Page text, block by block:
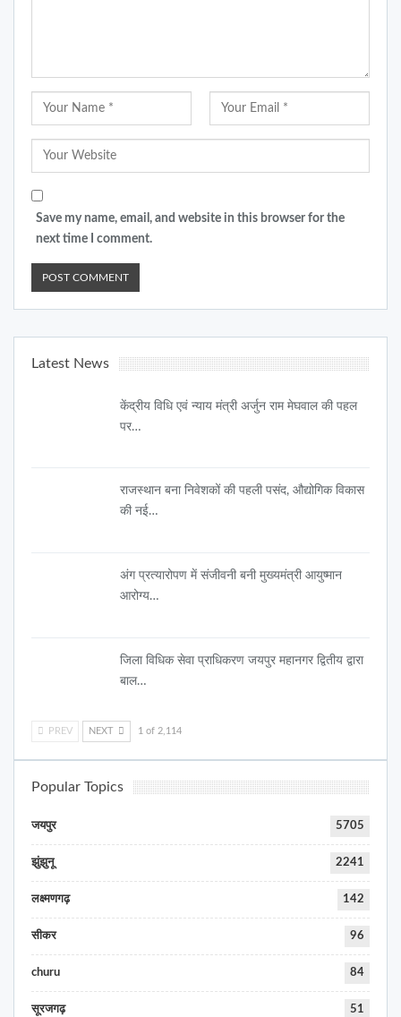
Save my name, email, and website in this browser for the
next time I comment.
Latest News
केंद्रीय विधि एवं न्याय मंत्री अर्जुन राम मेघवाल की पहल
पर…
राजस्थान बना निवेशकों की पहली पसंद, औद्योगिक विकास
की नई…
अंग प्रत्यारोपण में संजीवनी बनी मुख्यमंत्री आयुष्मान
आरोग्य…
जिला विधिक सेवा प्राधिकरण जयपुर महानगर द्वितीय द्वारा
बाल…
PREV NEXT 1 of 2,114
Popular Topics
जयपुर 5705
झुंझुनू 2241
लक्ष्मणगढ़ 142
सीकर 96
churu 84
सूरजगढ़ 51